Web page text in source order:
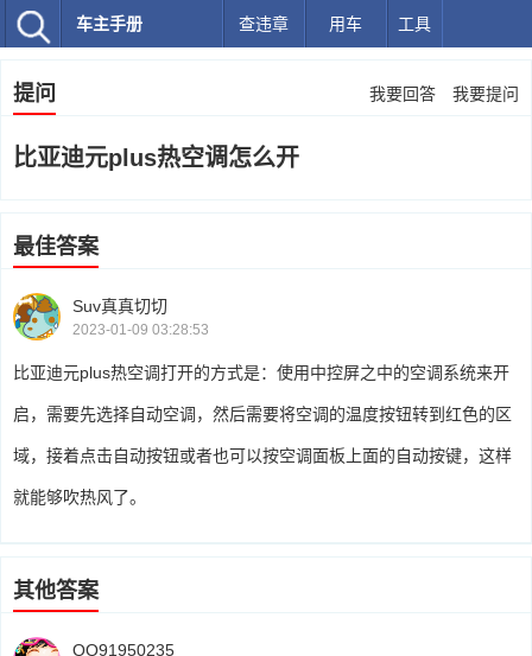
车主手册 查违章 用车 工具
提问 我要回答 我要提问
比亚迪元plus热空调怎么开
最佳答案
Suv真真切切
2023-01-09 03:28:53
比亚迪元plus热空调打开的方式是：使用中控屏之中的空调系统来开
启，需要先选择自动空调，然后需要将空调的温度按钮转到红色的区
域，接着点击自动按钮或者也可以按空调面板上面的自动按键，这样
就能够吹热风了。
其他答案
QQ91950235